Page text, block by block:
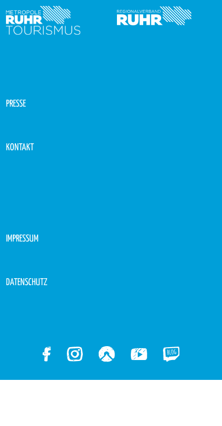
PRESSE
KONTAKT
IMPRESSUM
DATENSCHUTZ